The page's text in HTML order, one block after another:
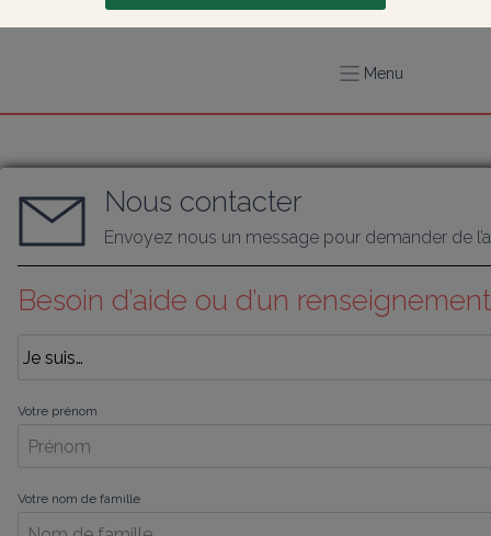
Menu
Nous contacter
Envoyez nous un message pour demander de
Besoin d’aide ou d’un
Votre prénom
Votre nom de famille